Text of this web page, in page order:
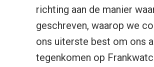
richting aan de manier
geschreven, waarop we
ons uiterste best om ons
tegenkomen op